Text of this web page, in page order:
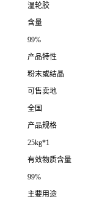
温轮胶
含量
99%
产品特性
粉末或结晶
可售卖地
全国
产品规格
25kg*1
有效物质含量
99%
主要用途